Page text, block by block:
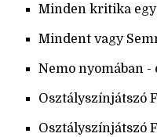
Minden kritika
Mindent vagy
Nemo nyomában -
Osztályszínjátszó
Osztályszínjátszó